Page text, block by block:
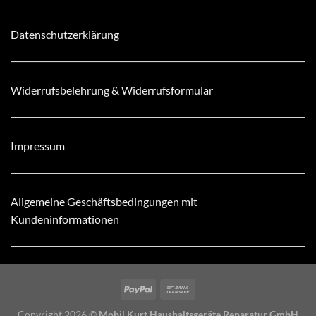
Datenschutzerklärung
Widerrufsbelehrung & Widerrufsformular
Impressum
Allgemeine Geschäftsbedingungen mit
Kundeninformationen